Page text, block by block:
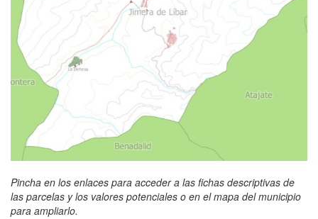
Pincha en los enlaces para acceder a las fichas descriptivas de
las parcelas y los valores potenciales o en el mapa del municipio
para ampliarlo.